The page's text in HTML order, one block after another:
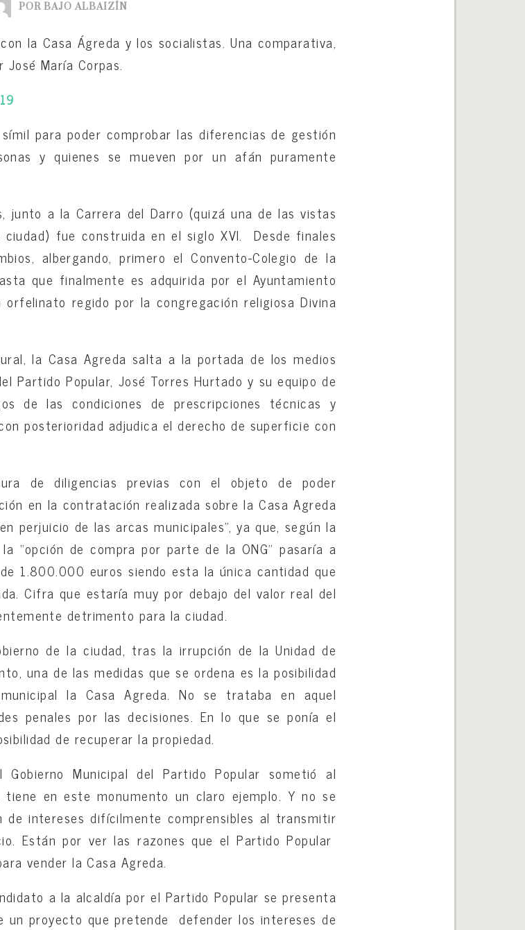
POR BAJO ALBAIZÍN
la Casa Ágreda y los socialistas. Una comparativa,
María Corpas.
para poder comprobar las diferencias de gestión
y quienes se mueven por un afán puramente
junto a la Carrera del Darro (quizá una de las vistas
fue construida en el siglo XVI. Desde finales
albergando, primero el Convento-Colegio de la
que finalmente es adquirida por el Ayuntamiento
regido por la congregación religiosa Divina
la Casa Agreda salta a la portada de los medios
Partido Popular, José Torres Hurtado y su equipo de
de las condiciones de prescripciones técnicas y
posterioridad adjudica el derecho de superficie con
de diligencias previas con el objeto de poder
en la contratación realizada sobre la Casa Agreda
perjuicio de las arcas municipales”, ya que, según la
“opción de compra por parte de la ONG” pasaría a
1.800.000 euros siendo esta la única cantidad que
Cifra que estaría muy por debajo del valor real del
detrimento para la ciudad.
de la ciudad, tras la irrupción de la Unidad de
una de las medidas que se ordena es la posibilidad
la Casa Agreda. No se trataba en aquel
penales por las decisiones. En lo que se ponía el
de recuperar la propiedad.
Municipal del Partido Popular sometió al
en este monumento un claro ejemplo. Y no se
intereses difícilmente comprensibles al transmitir
Están por ver las razones que el Partido Popular
vender la Casa Agreda.
a la alcaldía por el Partido Popular se presenta
un proyecto que pretende defender los intereses de